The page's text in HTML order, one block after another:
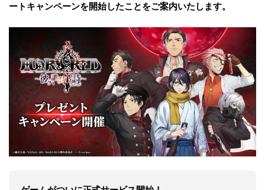
ートキャンペーンを開始したことをご案内いたします。